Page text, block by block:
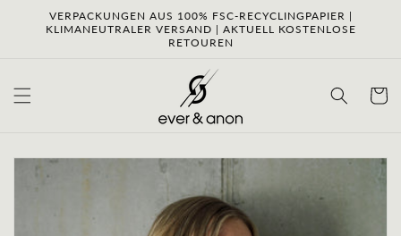
zum
Inhalt
VERPACKUNGEN AUS 100% FSC-RECYCLINGPAPIER |
KLIMANEUTRALER VERSAND | AKTUELL KOSTENLOSE
RETOUREN